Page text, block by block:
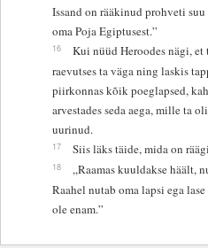
Issand on rääkinud prohveti
oma Poja Egiptusest.”
16
Kui nüüd Heroodes nägi, et
raevutses ta väga ning laskis
piirkonnas kõik poeglapsed,
arvestades seda aega, mille ta
uurinud.
17 Siis läks täide, mida on
18
„Raamas kuuldakse häält,
Raahel nutab oma lapsi ega
ole enam.”